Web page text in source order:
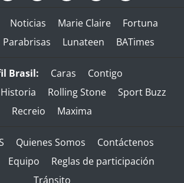
Noticias Marie Claire
Fortuna
Parabrisas Lunateen BATimes
Brasil: Caras
Contigo
Rolling Stone
Sport Buzz
Recreio
Maxima
Quienes Somos
Contáctenos
Equipo
Reglas de participación
Tránsito